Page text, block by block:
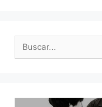
Buscar: